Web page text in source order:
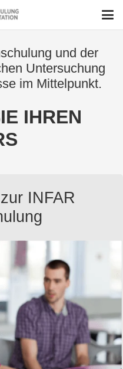
und der
Untersuchung
im Mittelpunkt.
IHREN
INFAR